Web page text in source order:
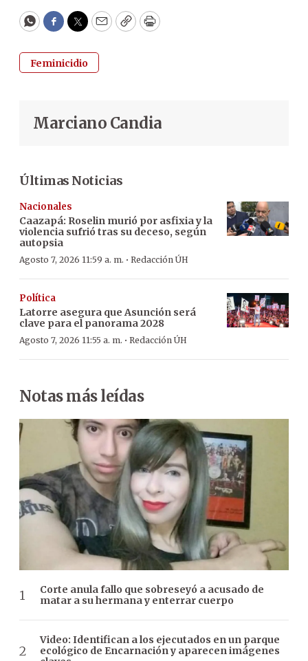
WhatsApp
Facebook
Twitter
EmailCopyPrint
Feminicidio
Marciano Candia
Últimas Noticias
Nacionales
Caazapá: Roselin murió por asfixia y la
violencia sufrió tras su deceso, según
autopsia
Agosto 7, 2026 11:59 a. m. · Redacción ÚH
Política
Latorre asegura que Asunción será
clave para el panorama 2028
Agosto 7, 2026 11:55 a. m. · Redacción ÚH
Notas más leídas
Corte anula fallo que sobreseyó a acusado de
matar a su hermana y enterrar cuerpo
Video: Identifican a los ejecutados en un parque
ecológico de Encarnación y aparecen imágenes